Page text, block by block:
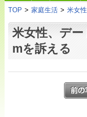
TOP > 家庭生活 > 米女
米女性、デ
mを訴える